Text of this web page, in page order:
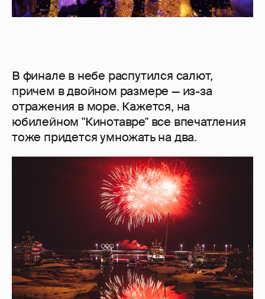
В финале в небе распутился салют,
причем в двойном размере — из-за
отражения в море. Кажется, на
юбилейном "Кинотавре" все впечатления
тоже придется умножать на два.